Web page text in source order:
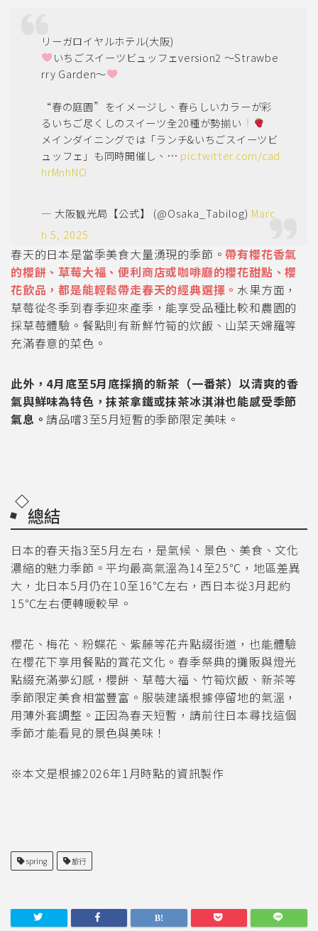
リーガロイヤルホテル(大阪)
いちごスイーツビュッフェversion2 ～Strawbe
rry Garden～
“春の庭園”をイメージし、春らしいカラーが彩
るいちご尽くしのスイーツ全20種が勢揃い
メインダイニングでは「ランチ&いちごスイーツビ
ュッフェ」も同時開催し、… pic.twitter.com/cad
hrMnhNO
— 大阪観光局【公式】 (@Osaka_Tabilog) Marc
h 5, 2025
春天的日本是當季美食大量湧現的季節。 帶有櫻花香氣
的櫻餅、草莓大福、便利商店或咖啡廳的櫻花甜點、櫻
花飲品，都是能輕鬆帶走春天的經典選擇。 水果方面，
草莓從冬季到春季迎來產季，能享受品種比較和農園的
採草莓體驗。餐點則有新鮮竹筍的炊飯、山菜天婦羅等
充滿春意的菜色。
此外，4月底至5月底採摘的新茶（一番茶）以清爽的香
氣與鮮味為特色，抹茶拿鐵或抹茶冰淇淋也能感受季節
氣息。 請品嚐3至5月短暫的季節限定美味。
總結
日本的春天指3至5月左右，是氣候、景色、美食、文化
濃縮的魅力季節。平均最高氣溫為14至25℃，地區差異
大，北日本5月仍在10至16℃左右，西日本從3月起約
15℃左右便轉暖較早。
櫻花、梅花、粉蝶花、紫藤等花卉點綴街道，也能體驗
在櫻花下享用餐點的賞花文化。春季祭典的攤販與燈光
點綴充滿夢幻感，櫻餅、草莓大福、竹筍炊飯、新茶等
季節限定美食相當豐富。服裝建議根據停留地的氣溫，
用薄外套調整。正因為春天短暫，請前往日本尋找這個
季節才能看見的景色與美味！
※本文是根據2026年1月時點的資訊製作
spring 旅行